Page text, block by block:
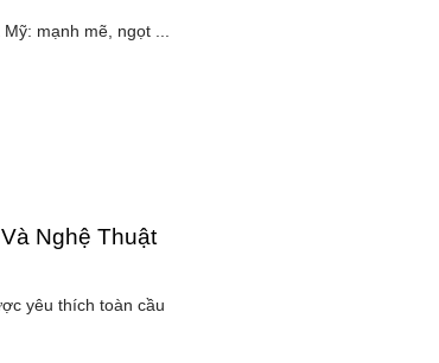
mạnh mẽ, ngọt ...
Nghệ Thuật
yêu thích toàn cầu